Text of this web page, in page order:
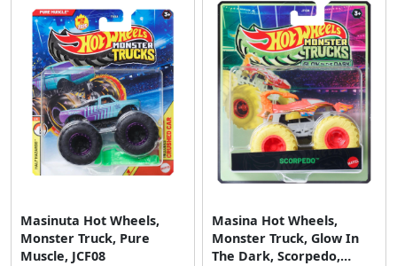
Masinuta Hot Wheels,
Monster Truck, Pure
Muscle, JCF08
Masina Hot Wheels,
Monster Truck, Glow In
The Dark, Scorpedo,